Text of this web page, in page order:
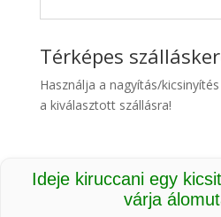
Térképes
Használja a nagyítás/
a kiválasztott szállásra!
Ideje kiruccani egy
várja